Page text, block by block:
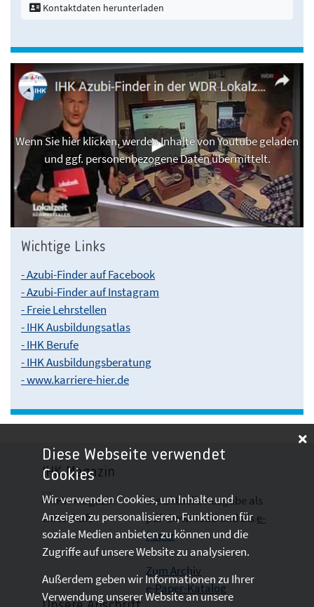
Kontaktdaten herunterladen
Wenn Sie hier klicken, werden Inhalte von Youtube geladen
und ggf. personenbezogene Daten übermittelt.
Wichtige Links
- Azubi-Finder auf Facebook
- Azubi-Finder auf Instagram
- Freie Lehrstellen
- IHK Ausbildungsatlas
- IHK Berufe
- IHK Ausbildungsberatung
- www.karriere-hier.de
IHK-Magazin
Die aktuelle Ausgabe als
pdf- Downloadund als e-
Paper
Zum Archiv
e-Paper-Katalog
Diese Webseite verwendet
Cookies
Wir verwenden Cookies, um Inhalte und
Anzeigen zu personalisieren, Funktionen für
soziale Medien anbieten zu können und die
Zugriffe auf unsere Website zu analysieren.
Außerdem geben wir Informationen zu Ihrer
Verwendung unserer Website an unsere